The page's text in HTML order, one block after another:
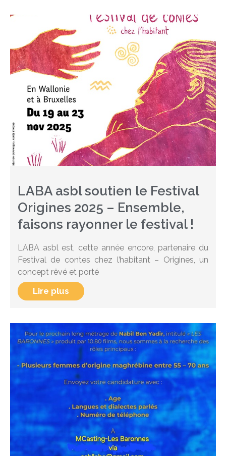
LABA asbl soutien le Festival
Origines 2025 – Ensemble,
faisons rayonner le festival !
LABA asbl est, cette année encore, partenaire du
Festival de contes chez l’habitant – Origines, un
concept rêvé et porté
Lire plus